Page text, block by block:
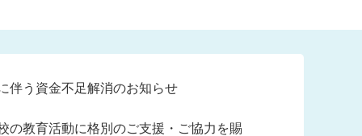
伴う資金不足解消のお知らせ
の教育活動に格別のご支援・ご協力を賜